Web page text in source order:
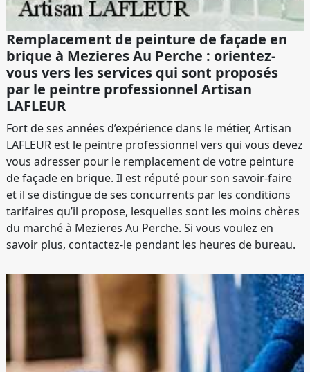
Remplacement de peinture de façade en
brique à Mezieres Au Perche : orientez-
vous vers les services qui sont proposés
par le peintre professionnel Artisan
LAFLEUR
Fort de ses années d’expérience dans le métier, Artisan
LAFLEUR est le peintre professionnel vers qui vous devez
vous adresser pour le remplacement de votre peinture
de façade en brique. Il est réputé pour son savoir-faire
et il se distingue de ses concurrents par les conditions
tarifaires qu’il propose, lesquelles sont les moins chères
du marché à Mezieres Au Perche. Si vous voulez en
savoir plus, contactez-le pendant les heures de bureau.